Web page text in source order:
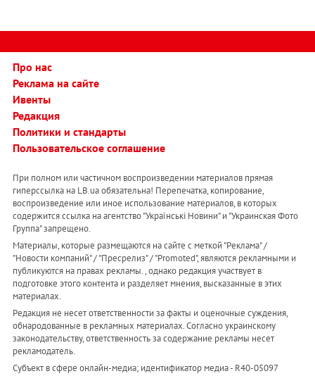
Про нас
Реклама на сайте
Ивенты
Редакция
Политики и стандарты
Пользовательское соглашение
При полном или частичном воспроизведении материалов прямая
гиперссылка на LB.ua обязательна! Перепечатка, копирование,
воспроизведение или иное использование материалов, в которых
содержится ссылка на агентство "Українськi Новини" и "Украинская Фото
Группа" запрещено.
Материалы, которые размещаются на сайте с меткой "Реклама" /
"Новости компаний" / "Пресрелиз" / "Promoted", являются рекламными и
публикуются на правах рекламы. , однако редакция участвует в
подготовке этого контента и разделяет мнения, высказанные в этих
материалах.
Редакция не несет ответственности за факты и оценочные суждения,
обнародованные в рекламных материалах. Согласно украинскому
законодательству, ответственность за содержание рекламы несет
рекламодатель.
Субъект в сфере онлайн-медиа; идентификатор медиа - R40-05097